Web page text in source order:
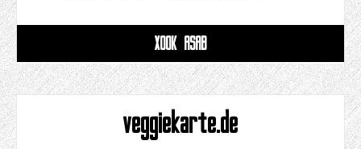
XOOK ASAB
veggiekarte.de